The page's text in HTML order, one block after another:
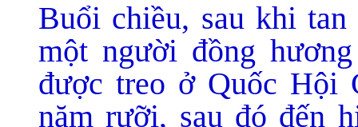
Buổi chiều, sau khi
một người đồng
được treo ở Quốc Hội
năm rưỡi, sau đó đến